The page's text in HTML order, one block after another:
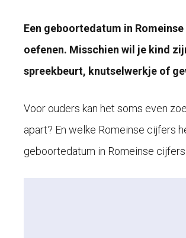
Een geboortedatum in
oefenen. Misschien wil je kind
spreekbeurt, knutselwerkje of
Voor ouders kan het soms even
apart? En welke Romeinse cijfers
geboortedatum in Romeinse